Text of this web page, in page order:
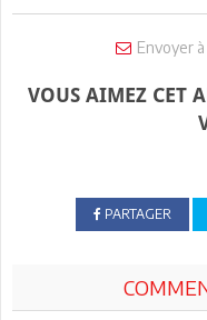
Envoyer
VOUS AIMEZ CET
PARTAGER